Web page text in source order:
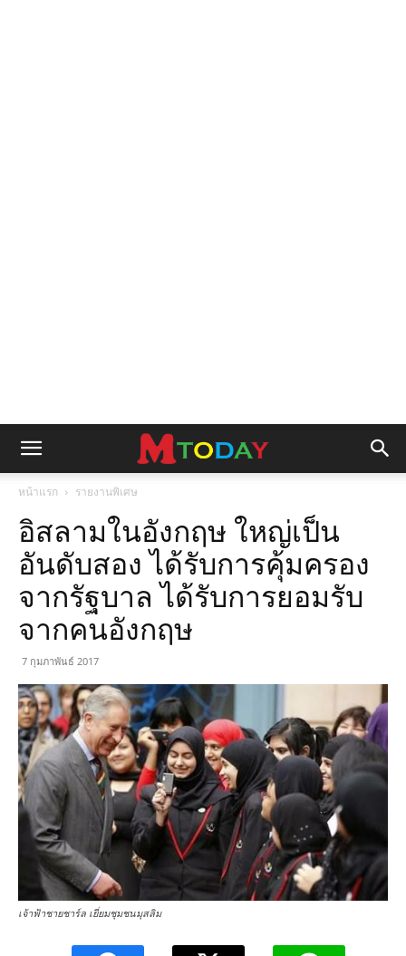
หน้าแรก รายงานพิเศษ
อิสลามในอังกฤษ ใหญ่เป็น
อันดับสอง ได้รับการคุ้มครอง
จากรัฐบาล ได้รับการยอมรับ
จากคนอังกฤษ
7 กุมภาพันธ์ 2017
เจ้าฟ้าชายชาร์ล เยี่ยมชุมชนมุสลิม